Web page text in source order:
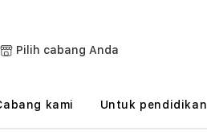
Pilih cabang Anda
h
kami Untuk pendidikan